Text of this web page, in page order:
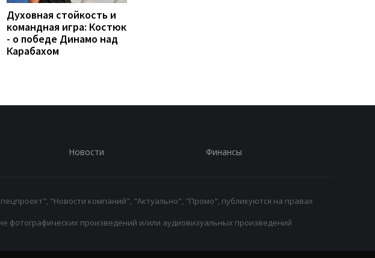
Духовная стойкость и
командная игра: Костюк
- о победе Динамо над
Карабахом
Новости Финансы
"Новости компаний", "Актуально", "Промо", публикуются на правах
фотографических произведений и/или аудиовизуальных произведений